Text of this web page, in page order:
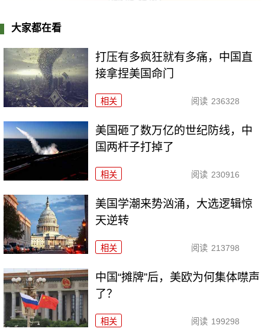
大家都在看
打压有多疯狂就有多痛，中国直
接拿捏美国命门
相关 阅读 236328
美国砸了数万亿的世纪防线，中
国两杆子打掉了
相关 阅读 230916
美国学潮来势汹涌，大选逻辑惊
天逆转
相关 阅读 213798
中国“摊牌”后，美欧为何集体噤声
了？
相关 阅读 199298